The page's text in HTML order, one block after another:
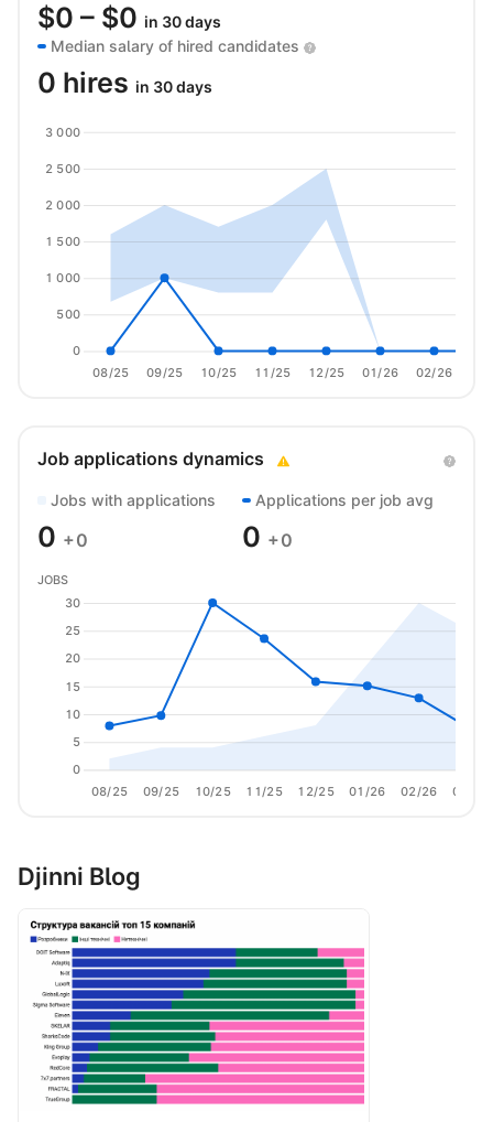
$0 – $0 in 30 days
Median salary of hired candidates
0 hires in 30 days
08/25 09/25 10/25 11/25 12/25 01/26 02/26
0
500
1 000
1 500
2 000
2 500
3 000
Job applications dynamics
Jobs with applications
0 +0
Applications per job avg
0 +0
08/25 09/25 10/25 11/25 12/25 01/26 02/26 03/26
0
5
10
15
20
25
30
JOBS
Djinni Blog